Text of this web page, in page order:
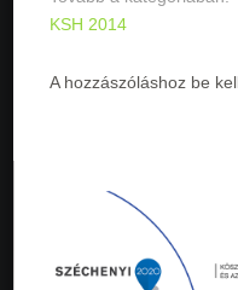
KSH 2014
A hozzászóláshoz be